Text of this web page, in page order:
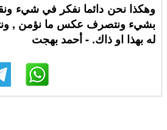
وهكذا نحن دائما نفكر في شيء
بشيء ونتصرف عكس ما نؤمن ,
له بهذا او ذاك. - أحمد بهجت